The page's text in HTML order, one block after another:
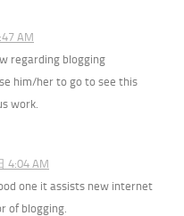
AM
regarding blogging
him/her to go to see this
work.
4:04 AM
one it assists new internet
of blogging.